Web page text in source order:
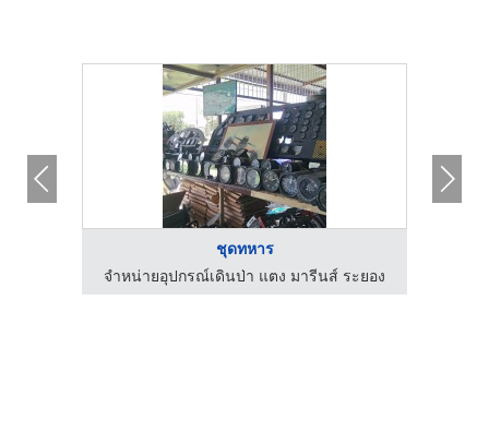
ชุดทหาร
จำหน่ายอุปกรณ์เดินป่า แตง มารีนส์ ระยอง